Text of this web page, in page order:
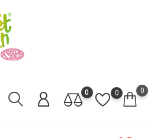
0 0 0